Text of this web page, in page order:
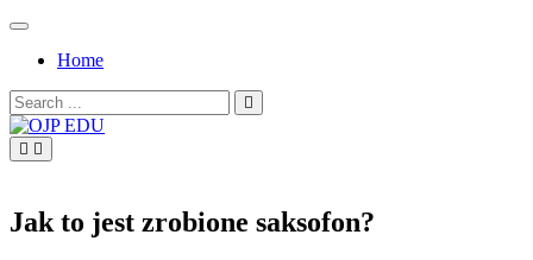
Skip
contentHome
Search
for:
Jak to jest zrobione saksofon?